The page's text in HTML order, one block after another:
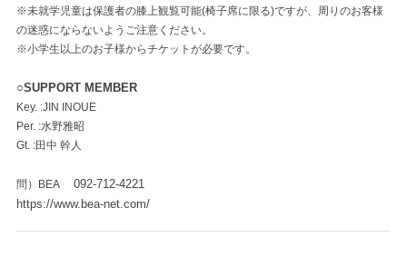
※未就学児童は保護者の膝上観覧可能(椅子席に限る)ですが、周りのお客様
の迷惑にならないようご注意ください。
※小学生以上のお子様からチケットが必要です。
○SUPPORT MEMBER
Key. :JIN INOUE
Per. :水野雅昭
Gt. :田中 幹人
問）BEA
092-712-4221
https://www.bea-net.com/